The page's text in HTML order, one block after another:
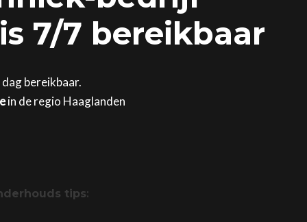
7/7 bereikbaar
bereikbaar.
in de regio Haaglanden
tips: